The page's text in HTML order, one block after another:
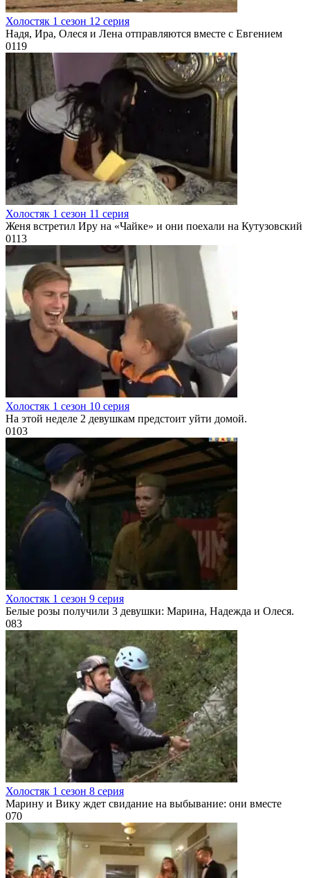
Холостяк 1 сезон 12 серия
Надя, Ира, Олеся и Лена отправляются вместе с Евгением
0119
Холостяк 1 сезон 11 серия
Женя встретил Иру на «Чайке» и они поехали на Кутузовский
0113
Холостяк 1 сезон 10 серия
На этой неделе 2 девушкам предстоит уйти домой.
0103
Холостяк 1 сезон 9 серия
Белые розы получили 3 девушки: Марина, Надежда и Олеся.
083
Холостяк 1 сезон 8 серия
Марину и Вику ждет свидание на выбывание: они вместе
070